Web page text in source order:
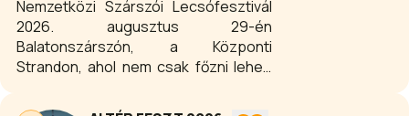
Nemzetközi Szárszói Lecsófesztivál
2026. augusztus 29-én
Balatonszárszón, a Központi
Strandon, ahol nem csak főzni lehet,
várják, akik csak nézelődni, kóstolni